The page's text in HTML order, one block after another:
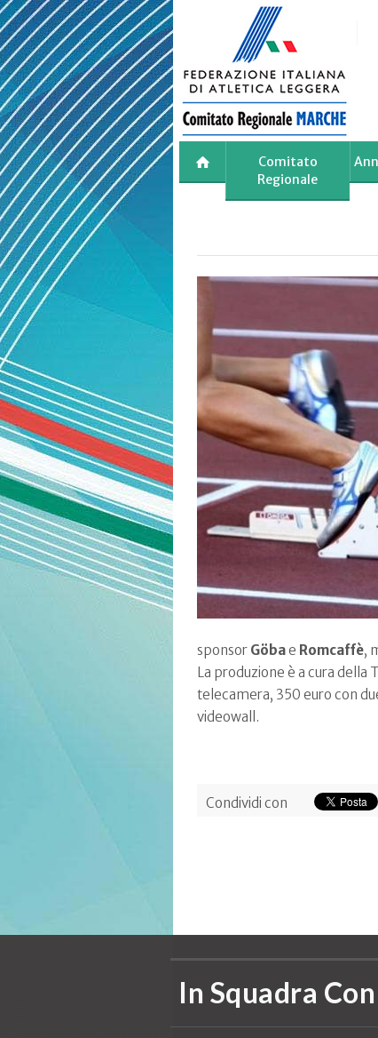
Skip
to
main
content
Comitato
Regionale
sponsor Göbae Romcaffè,
La produzione è a cura della
telecamera, 350 euro con
videowall.
Condividi con
In Squadra Con